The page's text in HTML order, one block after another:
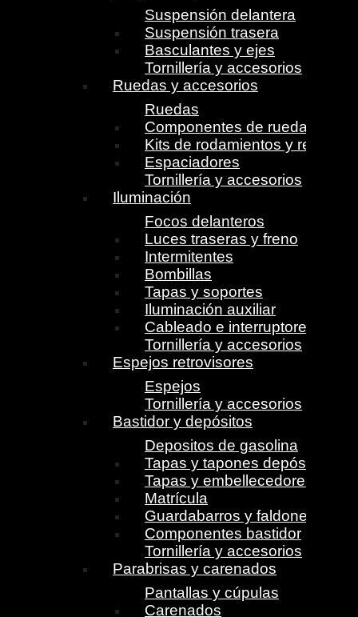
Suspensión delantera
Suspensión trasera
Basculantes y ejes
Tornillería y accesorios
Ruedas y accesorios
Ruedas
Componentes de ruedas
Kits de rodamientos y retenes
Espaciadores
Tornillería y accesorios
Iluminación
Focos delanteros
Luces traseras y freno
Intermitentes
Bombillas
Tapas y soportes
Iluminación auxiliar
Cableado e interruptores
Tornillería y accesorios
Espejos retrovisores
Espejos
Tornillería y accesorios
Bastidor y depósitos
Depositos de gasolina
Tapas y tapones depósito
Tapas y embellecedores
Matrícula
Guardabarros y faldones
Componentes bastidor
Tornillería y accesorios
Parabrisas y carenados
Pantallas y cúpulas
Carenados